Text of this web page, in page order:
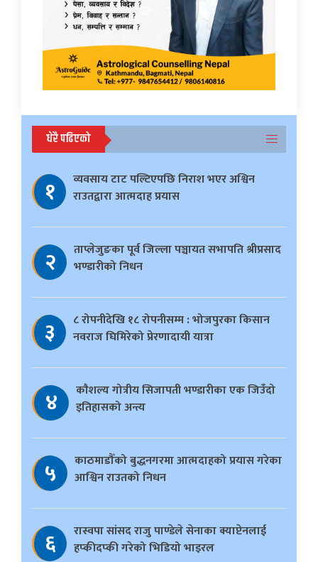
धेरै पढिएको
१
व्यवसाय टाट पल्टिएपछि निराश भएर अश्विन
राउतद्वारा आत्मदाह प्रयास
२
ताप्लेजुङका पूर्व जिल्ला पञ्चायत सभापति श्रीप्रसाद
भण्डारीको निधन
३
८ रोपनीदेखि १८ रोपनीसम्म : भोजपुरका किसान
नवराज घिमिरेको प्रेरणादायी यात्रा
४
काैशल्य गोत्रीय सिजापती भण्डारीका एक जिउँदो
इतिहासको अन्त्य
५
काठमाडौँको बुद्धनगरमा आत्मदाहको प्रयास गरेका
आश्विन राउतको निधन
६
रास्वपा सांसद राजु पाण्डेले सेनाका क्याप्टेनलाई
हप्कीदप्की गरेको भिडियो भाइरल